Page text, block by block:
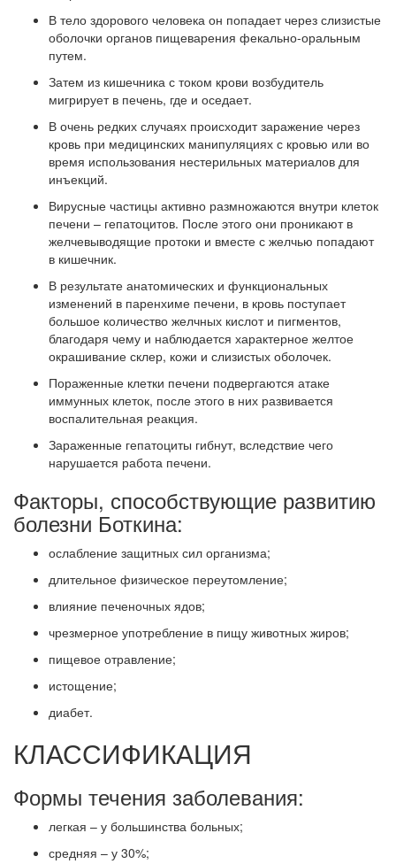
В тело здорового человека он попадает через слизистые
оболочки органов пищеварения фекально-оральным
путем.
Затем из кишечника с током крови возбудитель
мигрирует в печень, где и оседает.
В очень редких случаях происходит заражение через
кровь при медицинских манипуляциях с кровью или во
время использования нестерильных материалов для
инъекций.
Вирусные частицы активно размножаются внутри клеток
печени – гепатоцитов. После этого они проникают в
желчевыводящие протоки и вместе с желчью попадают
в кишечник.
В результате анатомических и функциональных
изменений в паренхиме печени, в кровь поступает
большое количество желчных кислот и пигментов,
благодаря чему и наблюдается характерное желтое
окрашивание склер, кожи и слизистых оболочек.
Пораженные клетки печени подвергаются атаке
иммунных клеток, после этого в них развивается
воспалительная реакция.
Зараженные гепатоциты гибнут, вследствие чего
нарушается работа печени.
Факторы, способствующие развитию
болезни Боткина:
ослабление защитных сил организма;
длительное физическое переутомление;
влияние печеночных ядов;
чрезмерное употребление в пищу животных жиров;
пищевое отравление;
истощение;
диабет.
КЛАССИФИКАЦИЯ
Формы течения заболевания:
легкая – у большинства больных;
средняя – у 30%;